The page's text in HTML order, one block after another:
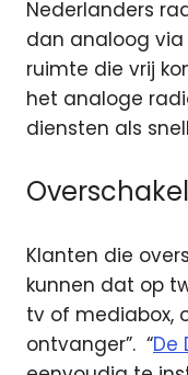
Nederlanders
dan analoog via
ruimte die vrij
het analoge
diensten als
Klanten die
kunnen dat op
tv of mediabox,
ontvanger”. “De